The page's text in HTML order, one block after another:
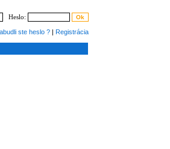
Heslo:
ste heslo ? | Registrácia